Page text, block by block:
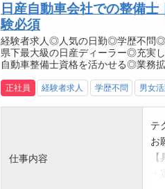
日産自動車会社での整備
験必須
経験者求人◎人気の日勤◎学歴不問
県下最大級の日産ディーラー◎充実
自動車整備士資格を活かせる◎業務
正社員 経験者求人 学歴不問 男女
仕事内容
テ
お